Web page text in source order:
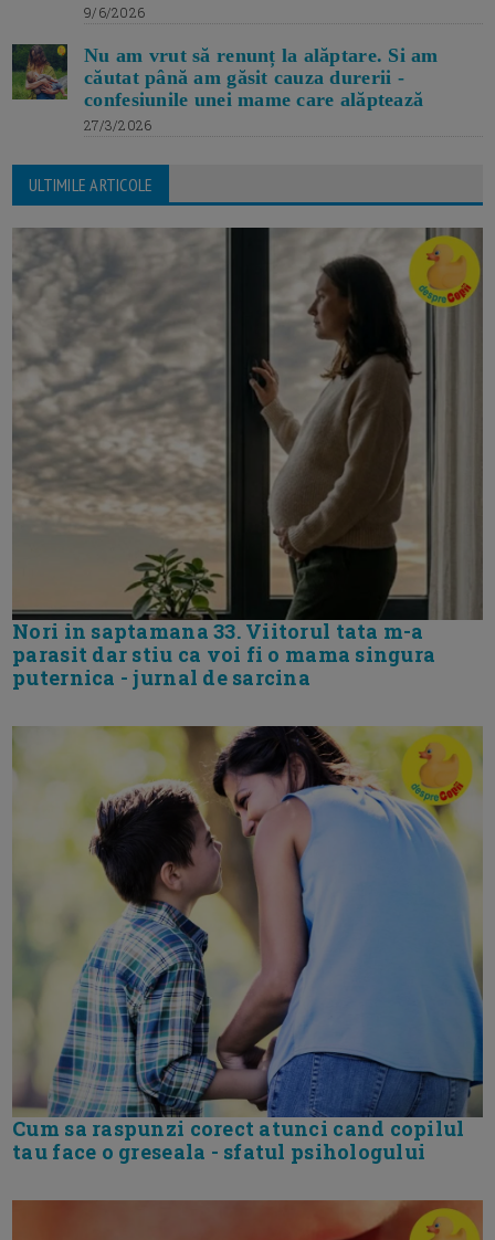
9/6/2026
Nu am vrut să renunț la alăptare. Si am
căutat până am găsit cauza durerii -
confesiunile unei mame care alăptează
27/3/2026
ULTIMILE ARTICOLE
Nori in saptamana 33. Viitorul tata m-a
parasit dar stiu ca voi fi o mama singura
puternica - jurnal de sarcina
Cum sa raspunzi corect atunci cand copilul
tau face o greseala - sfatul psihologului